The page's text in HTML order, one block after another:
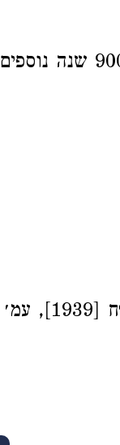
. על המספר היסודי של 900 שנה נוספים